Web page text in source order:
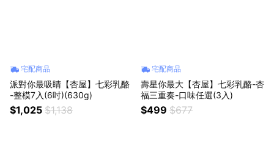
宅配商品
派對你最吸睛【杏屋】七彩乳酪
-整模7入(6吋)(630g)
$1,025 $1,138
宅配商品
壽星你最大【杏屋】七彩乳酪-杏
福三重奏-口味任選(3入)
$499 $677